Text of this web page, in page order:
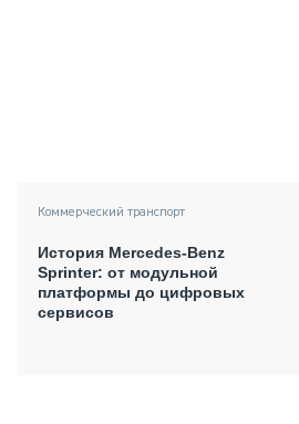
Коммерческий транспорт
История Mercedes-Benz
Sprinter: от модульной
платформы до цифровых
сервисов